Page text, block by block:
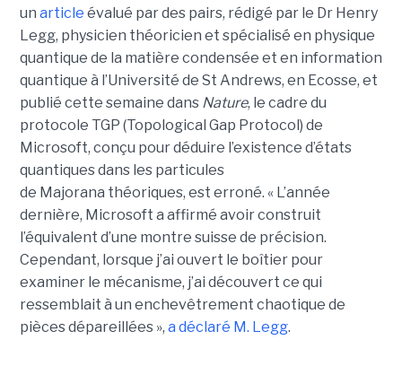
un article évalué par des pairs, rédigé par le Dr Henry
Legg, physicien théoricien et spécialisé en physique
quantique de la matière condensée et en information
quantique à l’Université de St Andrews, en Ecosse, et
publié cette semaine dans Nature, le cadre du
protocole TGP (Topological Gap Protocol) de
Microsoft, conçu pour déduire l’existence d’états
quantiques dans les particules
de Majorana théoriques, est erroné. « L’année
dernière, Microsoft a affirmé avoir construit
l’équivalent d’une montre suisse de précision.
Cependant, lorsque j’ai ouvert le boîtier pour
examiner le mécanisme, j’ai découvert ce qui
ressemblait à un enchevêtrement chaotique de
pièces dépareillées », a déclaré M. Legg.